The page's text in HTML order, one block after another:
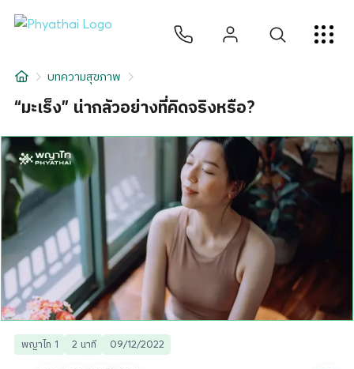
เกี่ยวกับเรา
สาขาโรงพยาบาล
บทความสุขภาพ
“มะเร็ง” น่ากลัวอย่างที่คิดจริงหรือ?
พญาไท 1 2 นาที 09/12/2022